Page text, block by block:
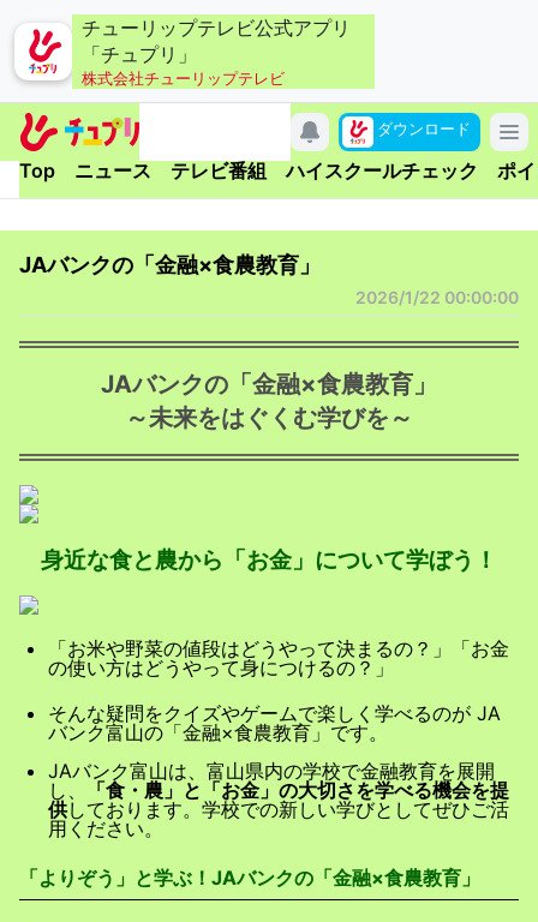
チューリップテレビ公式アプリ
「チュプリ」
株式会社チューリップテレビ
キャンペーン
アプリについて
お問い合わせ
個人情報の取り扱いについて
チューリップテレビ
公式SNSアカウント
YouTubeチャンネル
ダウンロード
Top ニュース テレビ番組 ハイスクールチェック ポ
JAバンクの「金融×食農教育」
2026/1/22 00:00:00
JAバンクの「金融×食農教育」
～未来をはぐくむ学びを～
身近な食と農から「お金」について学ぼう！
「お米や野菜の値段はどうやって決まるの？」
「お金
の使い方はどうやって身につけるの？」
そんな疑問をクイズやゲームで楽しく学べるのが JA
バンク富山の「金融×食農教育」です。
JAバンク富山は、富山県内の学校で金融教育を展開
し、
「食・農」と「お金」の大切さを学べる機会を提
供しております。学校での新しい学びとしてぜひご活
用ください。
「よりぞう」と学ぶ！JAバンクの「金融×食農教育」